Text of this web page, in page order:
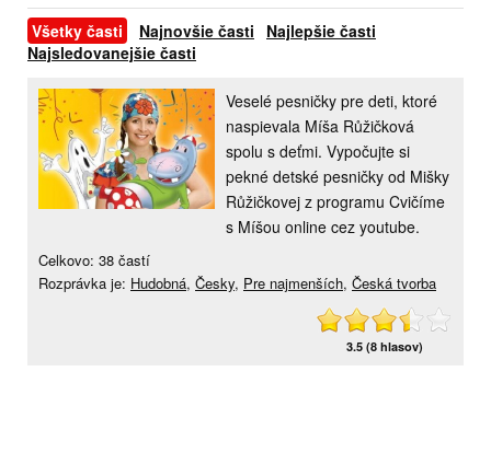
Všetky časti Najnovšie časti
Najlepšie časti
Najsledovanejšie časti
Veselé pesničky pre deti, ktoré
naspievala Míša Růžičková
spolu s deťmi. Vypočujte si
pekné detské pesničky od Mišky
Růžičkovej z programu Cvičíme
s Míšou online cez youtube.
Celkovo: 38 častí
Rozprávka je: Hudobná, Česky, Pre najmenších, Česká tvorba
3.5 (8 hlasov)